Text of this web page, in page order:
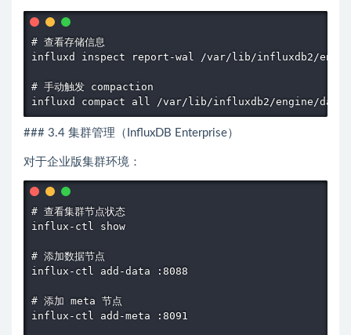
# 查看存储信息
influxd inspect report-wal /var/lib/influxdb2/
# 手动触发 compaction
influxd compact all /var/lib/influxdb2/engine/data
### 3.4 集群管理（InfluxDB Enterprise）
对于企业版集群环境：
# 查看集群节点状态
influx-ctl show
# 添加数据节点
influx-ctl add-data :8088
# 添加 meta 节点
influx-ctl add-meta :8091